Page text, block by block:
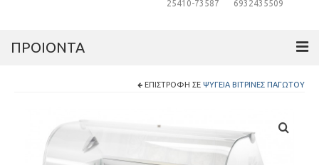
25410-73587 6932435509
ΠΡΟΙΟΝΤΑ
ΕΠΙΣΤΡΟΦΉ ΣΕ ΨΥΓΕΊΑ ΒΙΤΡΊΝΕΣ ΠΑΓΩΤΟΎ